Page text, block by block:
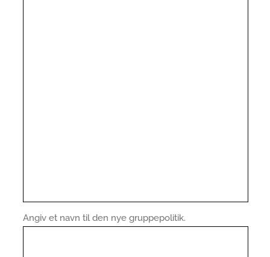
Angiv et navn til den nye gruppepolitik.